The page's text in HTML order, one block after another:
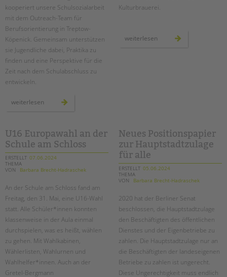
kooperiert unsere Schulsozialarbeit
mit dem Outreach-Team für
Berufsorientierung in Treptow-
Köpenick. Gemeinsam unterstützen
sie Jugendliche dabei, Praktika zu
finden und eine Perspektive für die
Zeit nach dem Schulabschluss zu
entwickeln.
weiterlesen berufsorientierung
wildgarten
in
kooperation
mit
outreach
Kulturbrauerei.
weiterlesen
sommerfest
U16 Europawahl an der
Schule am Schloss
ERSTELLT 07.06.2024
THEMA
VON
Barbara Brecht-Hadraschek
An der Schule am Schloss fand am
Freitag, den 31. Mai, eine U16-Wahl
statt. Alle Schüler*innen konnten
klassenweise in der Aula einmal
durchspielen, was es heißt, wählen
zu gehen. Mit Wahlkabinen,
Wählerlisten, Wahlurnen und
Wahlhelfer*innen. Auch an der
Gretel-Bergmann
Neues Positionspapier
zur Hauptstadtzulage
für alle
ERSTELLT 05.06.2024
THEMA
VON
Barbara Brecht-Hadraschek
2020 hat der Berliner Senat
beschlossen, die Hauptstadtzulage
den Beschäftigten des öffentlichen
Dienstes und der Eigenbetriebe zu
zahlen. Die Hauptstadtzulage nur an
die Beschäftigten der landeseigenen
Betriebe zu zahlen ist ungerecht.
Diese Ungerechtigkeit muss endlich